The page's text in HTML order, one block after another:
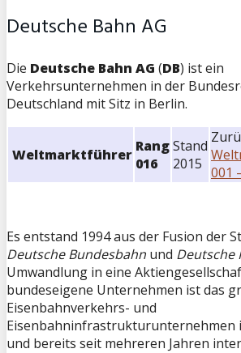
Deutsche Bahn AG
Die Deutsche Bahn AG (DB) ist ein
Verkehrsunternehmen in der
Deutschland mit Sitz in Berlin.
Weltmarktführer Rang
016
Stand
2015 001
Es entstand 1994 aus der Fusion der
Deutsche Bundesbahn und Deutsche
Umwandlung in eine
bundeseigene Unternehmen ist das
Eisenbahnverkehrs- und
Eisenbahninfrastrukturunternehmen
und bereits seit mehreren Jahren